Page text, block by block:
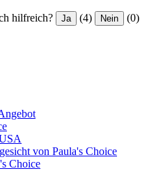
hilfreich? Ja (4) Nein (0)
von Paula's Choice
Choice